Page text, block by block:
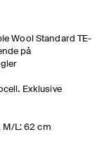
Wool Standard TE-
på
Exklusive
M/L: 62 cm